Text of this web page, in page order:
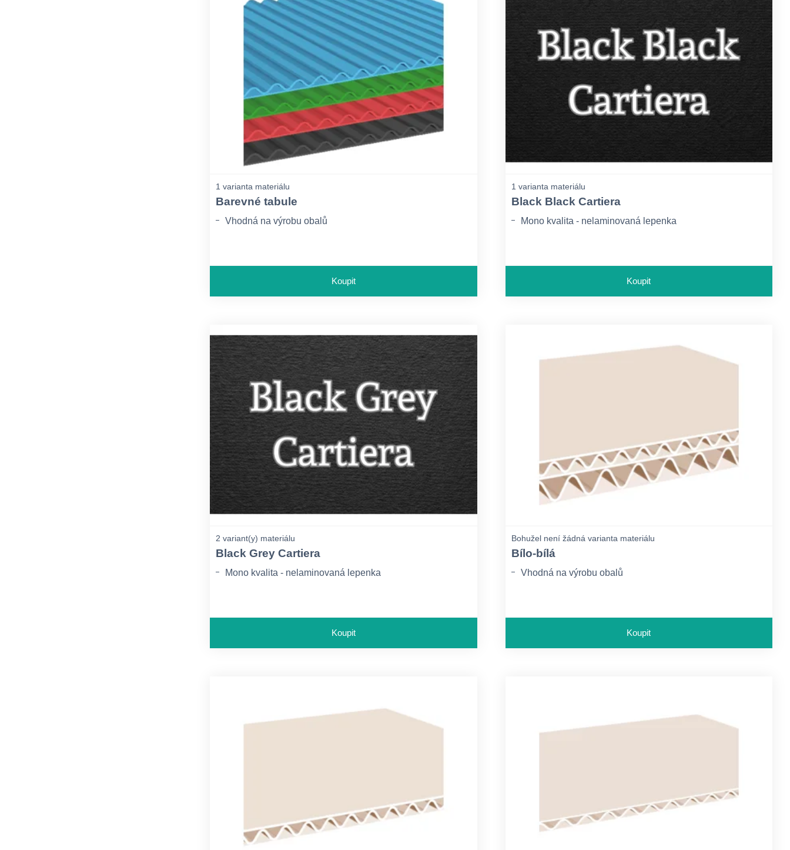
1 varianta materiálu
Barevné tabule
Vhodná na výrobu obalů
Koupit
1 varianta materiálu
Black Black Cartiera
Mono kvalita - nelaminovaná lepenka
Koupit
2 variant(y) materiálu
Black Grey Cartiera
Mono kvalita - nelaminovaná lepenka
Koupit
Bohužel není žádná varianta materiálu
Bílo-bílá
Vhodná na výrobu obalů
Koupit